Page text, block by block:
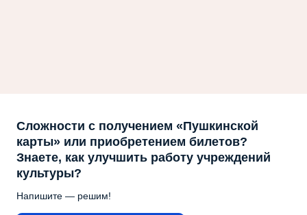
Сложности с получением «Пушкинской
карты» или приобретением билетов?
Знаете, как улучшить работу учреждений
культуры?
Напишите — решим!